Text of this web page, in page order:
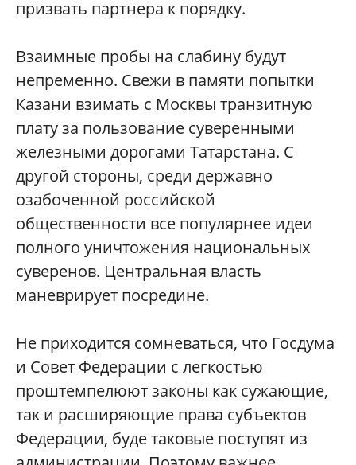
призвать партнера к порядку.
Взаимные пробы на слабину будут
непременно. Свежи в памяти попытки
Казани взимать с Москвы транзитную
плату за пользование суверенными
железными дорогами Татарстана. С
другой стороны, среди державно
озабоченной российской
общественности все популярнее идеи
полного уничтожения национальных
суверенов. Центральная власть
маневрирует посредине.
Не приходится сомневаться, что Госдума
и Совет Федерации с легкостью
проштемпелюют законы как сужающие,
так и расширяющие права субъектов
Федерации, буде таковые поступят из